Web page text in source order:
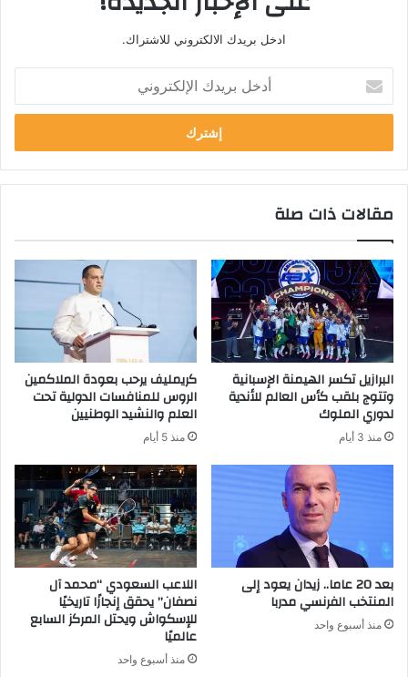
ادخل بريدك الالكتروني للاشتراك.
خ
ب
ر
د
ا
ل
إ
ت
ر
و
ن
ي
مقالات ذات صلة
البرازيل تكسر الهيمنة الإسبانية
وتتوج بلقب كأس العالم للأندية
لدوري الملوك
منذ 3 أيام
كريمليف يرحب بعودة الملاكمين
الروس للمنافسات الدولية تحت
العلم والنشيد الوطنيين
منذ 5 أيام
بعد 20 عاما.. زيدان يعود إلى
المنتخب الفرنسي مدربا
منذ أسبوع واحد
اللاعب السعودي “محمد آل
نصفان” يحقق إنجازًا تاريخيًا
للإسكواش ويحتل المركز السابع
عالميًا
منذ أسبوع واحد